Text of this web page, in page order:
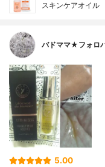
スキンケアオイル
バドママ★フォロ
5.00